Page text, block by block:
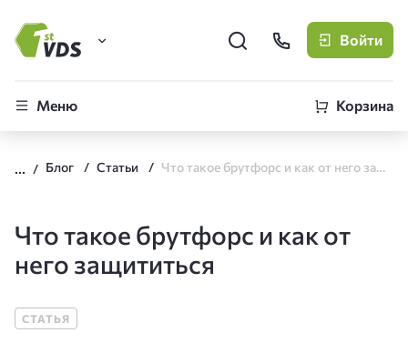
FirstVDS (вы здесь)
CLO
Войти
Меню Корзина
Блог Статьи Что такое брутфорс и как от него защититься
Что такое брутфорс и как от
него защититься
СТАТЬЯ